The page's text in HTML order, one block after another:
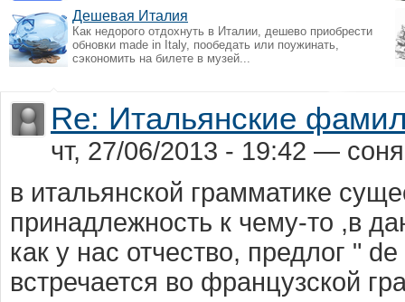
Дешевая Италия
Как недорого отдохнуть в Италии, дешево приобрести
обновки made in Italy, пообедать или поужинать,
сэкономить на билете в музей...
Re: Итальянские
чт, 27/06/2013 - 19:42 —
в итальянской грамматике
принадлежность к чему-то ,в
как у нас отчество, предлог "
встречается во французской